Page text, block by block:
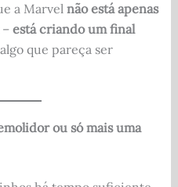
a Marvel não está apenas
está criando um final
que pareça ser
ou só mais uma